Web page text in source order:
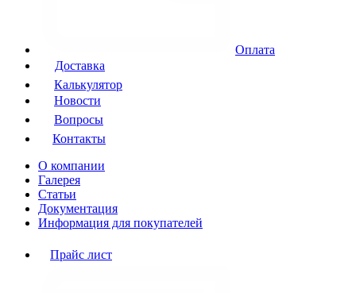
Оплата
Доставка
Калькулятор
Новости
Вопросы
Контакты
О компании
Галерея
Статьи
Документация
Информация для покупателей
Прайс лист